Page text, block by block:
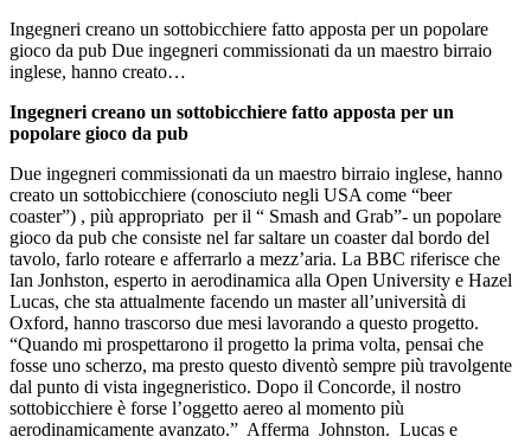
Ingegneri creano un sottobicchiere fatto apposta per un popolare
gioco da pub Due ingegneri commissionati da un maestro birraio
inglese, hanno creato…
Ingegneri creano un sottobicchiere fatto apposta per un
popolare gioco da pub
Due ingegneri commissionati da un maestro birraio inglese, hanno
creato un sottobicchiere (conosciuto negli USA come “beer
coaster”) , più appropriato per il “ Smash and Grab”- un popolare
gioco da pub che consiste nel far saltare un coaster dal bordo del
tavolo, farlo roteare e afferrarlo a mezz’aria. La BBC riferisce che
Ian Jonhston, esperto in aerodinamica alla Open University e Hazel
Lucas, che sta attualmente facendo un master all’università di
Oxford, hanno trascorso due mesi lavorando a questo progetto.
“Quando mi prospettarono il progetto la prima volta, pensai che
fosse uno scherzo, ma presto questo diventò sempre più travolgente
dal punto di vista ingegneristico. Dopo il Concorde, il nostro
sottobicchiere è forse l’oggetto aereo al momento più
aerodinamicamente avanzato.” Afferma Johnston. Lucas e